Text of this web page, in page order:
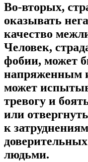
Во-вторых,
оказывать
качество
Человек,
фобии, может
напряженным
может
тревогу и
или
к
людьми.